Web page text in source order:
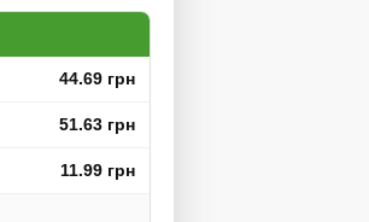
44.69 грн
51.63 грн
11.99 грн